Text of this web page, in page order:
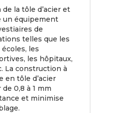
la tôle d’acier et
un équipement
de
telles que les
les
les hôpitaux,
La construction à
en tôle d’acier
0,8 à 1 mm
et minimise